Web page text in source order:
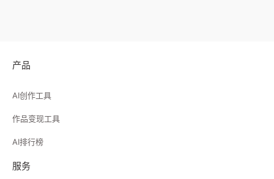
产品
AI创作工具
作品变现工具
AI排行榜
服务